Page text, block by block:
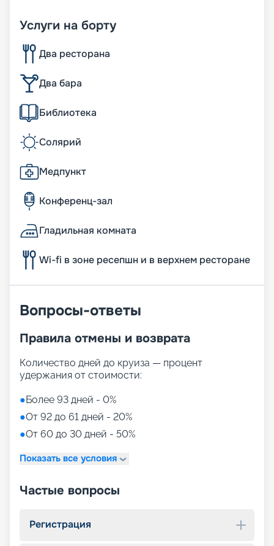
Услуги на борту
Два ресторана
Два бара
Библиотека
Солярий
Медпункт
Конференц-зал
Гладильная комната
Wi-fi в зоне ресепшн и в верхнем ресторане
Вопросы-ответы
Правила отмены и возврата
Количество дней до круиза — процент
удержания от стоимости:
●Более 93 дней - 0%
●От 92 до 61 дней - 20%
●От 60 до 30 дней - 50%
Показать все условия
Частые вопросы
Регистрация